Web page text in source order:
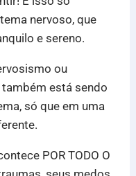
nervoso, que
e sereno.
ou
está sendo
só que em uma
POR TODO O